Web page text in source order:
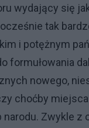
wydający się
tak
i potężnym
formułowania
nowego,
choćby
Zwykle z